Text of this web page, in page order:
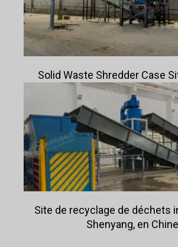
Solid Waste Shredder Case
Site de recyclage de déchets
Shenyang, en Chine